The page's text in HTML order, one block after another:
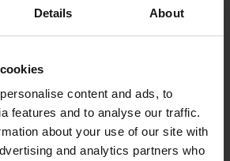
Details About
content and ads, to
features and to analyse our traffic.
about your use of our site with
and analytics partners who